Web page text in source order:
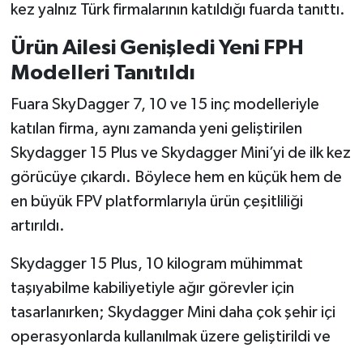
kez yalnız Türk firmalarının katıldığı fuarda tanıttı.
Ürün Ailesi Genişledi Yeni FPH
Modelleri Tanıtıldı
Fuara SkyDagger 7, 10 ve 15 inç modelleriyle
katılan firma, aynı zamanda yeni geliştirilen
Skydagger 15 Plus ve Skydagger Mini’yi de ilk kez
görücüye çıkardı. Böylece hem en küçük hem de
en büyük FPV platformlarıyla ürün çeşitliliği
artırıldı.
Skydagger 15 Plus, 10 kilogram mühimmat
taşıyabilme kabiliyetiyle ağır görevler için
tasarlanırken; Skydagger Mini daha çok şehir içi
operasyonlarda kullanılmak üzere geliştirildi ve
Sağlık
Şaphane
Simav
Siyaset
Spor
Teknoloji
Türkiye